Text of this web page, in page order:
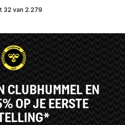
32 van 2.279
CLUBHUMMEL EN
OP JE EERSTE